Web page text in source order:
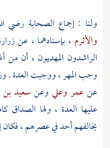
ولنا : إجماع الصحابة رضي
والأثرم ، بإسنادهما ، عن
الراشدون المهديون ، أن من
وجب المهر ، ووجبت العدة .
عنعمر وعلي وعنسعيد
عليها العدة ، ولها الصداق
يخالفهم أحد في عصرهم ، فكان